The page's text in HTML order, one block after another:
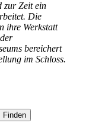
zur Zeit ein
Die
ihre Werkstatt
bereichert
im Schloss.